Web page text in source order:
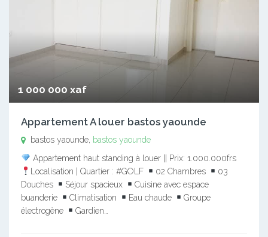
1 000 000 xaf
Appartement A louer bastos yaounde
bastos yaounde, bastos yaounde
Appartement haut standing à louer || Prix: 1.000.000frs
Localisation | Quartier : #GOLF
02 Chambres
03
Douches
Séjour spacieux
Cuisine avec espace
buanderie
Climatisation Eau chaude
Groupe
électrogène
Gardien…